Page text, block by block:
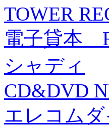
TOWER
電子貸本
シャディ
CD&DVD
エレコム